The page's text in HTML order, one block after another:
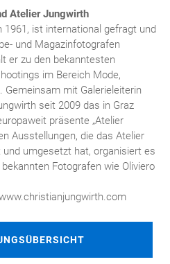
Atelier Jungwirth
1961, ist international gefragt und
und Magazinfotografen
er zu den bekanntesten
im Bereich Mode,
mit Galerieleiterin
seit 2009 das in Graz
präsente „Atelier
Ausstellungen, die das Atelier
umgesetzt hat, organisiert es
Fotografen wie Oliviero